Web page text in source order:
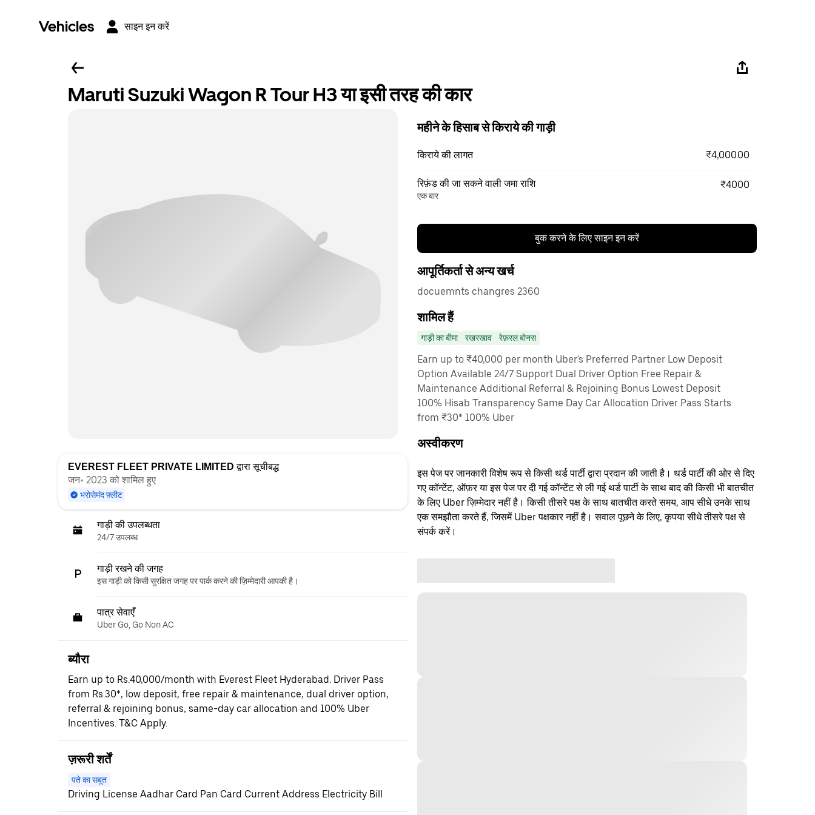
Vehicles साइन इन करें
Maruti Suzuki Wagon R Tour H3 या इसी तरह की कार
EVEREST FLEET PRIVATE LIMITED द्वारा सूचीबद्ध
जन॰ 2023 को शामिल हुए
भरोसेमंद फ़्लीट
गाड़ी की उपलब्धता
24/7 उपलब्ध
गाड़ी रखने की जगह
इस गाड़ी को किसी सुरक्षित जगह पर पार्क करने की ज़िम्मेदारी आपकी है।
पात्र सेवाएँ
Uber Go, Go Non AC
ब्यौरा
Earn up to Rs.40,000/month with Everest Fleet Hyderabad. Driver Pass
from Rs.30*, low deposit, free repair & maintenance, dual driver option,
referral & rejoining bonus, same-day car allocation and 100% Uber
Incentives. T&C Apply.
ज़रूरी शर्तें
पते का सबूत
Driving License Aadhar Card Pan Card Current Address Electricity Bill
महीने के हिसाब से किराये की गाड़ी
किराये की लागत ₹4,000.00
रिफ़ंड की जा सकने वाली जमा राशि
एक बार
₹4000
बुक करने के लिए साइन इन करें
आपूर्तिकर्ता से अन्य खर्च
docuemnts changres 2360
शामिल हैं
गाड़ी का बीमा रखरखाव रेफ़रल बोनस
Earn up to ₹40,000 per month Uber's Preferred Partner Low Deposit
Option Available 24/7 Support Dual Driver Option Free Repair &
Maintenance Additional Referral & Rejoining Bonus Lowest Deposit
100% Hisab Transparency Same Day Car Allocation Driver Pass Starts
from ₹30* 100% Uber
अस्वीकरण
इस पेज पर जानकारी विशेष रूप से किसी थर्ड पार्टी द्वारा प्रदान की जाती है। थर्ड पार्टी की ओर से दिए
गए कॉन्टेंट, ऑफ़र या इस पेज पर दी गई कॉन्टेंट से ली गई थर्ड पार्टी के साथ बाद की किसी भी बातचीत
के लिए Uber ज़िम्मेदार नहीं है। किसी तीसरे पक्ष के साथ बातचीत करते समय, आप सीधे उनके साथ
एक समझौता करते हैं, जिसमें Uber पक्षकार नहीं है। सवाल पूछने के लिए, कृपया सीधे तीसरे पक्ष से
संपर्क करें।